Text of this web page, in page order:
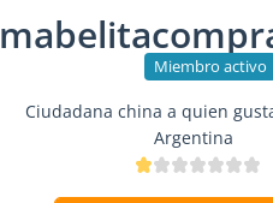
Miembro activo
Ciudadana china a quien
Argentina